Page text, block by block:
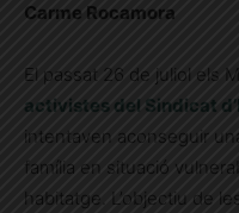
Carme Rocamora
El passat 26 de juliol els
activistes del Sindicat
intentaven aconseguir
família en situació
habitatge. L’objectiu de